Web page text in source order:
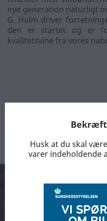
nye generation naturligt
G. Holm driver
den er startet og er
kvalitetsvine fra vores
Husk at du skal
varer indeholdende